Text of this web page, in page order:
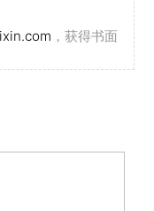
，获得书面